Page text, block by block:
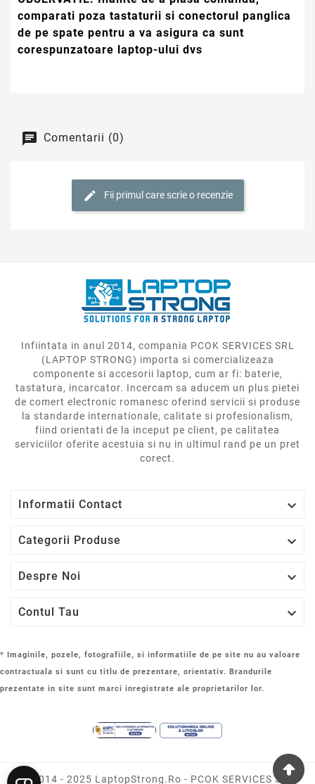
comparati poza tastaturii si conectorul panglica
de pe spate pentru a va asigura ca sunt
corespunzatoare laptop-ului dvs
Comentarii (0)
Fii primul care scrie o recenzie
Infiintata in anul 2014, compania PCOK SERVICES SRL
(LAPTOP STRONG) importa si comercializeaza
componente si accesorii laptop, cum ar fi: baterie,
tastatura, incarcator. Incercam sa aducem un plus pietei
de comert electronic romanesc oferind servicii si produse
la standarde internationale, calitate si profesionalism,
fiind orientati de la inceput pe client, pe calitatea
serviciilor oferite acestuia si nu in ultimul rand pe un pret
corect.
Informatii Contact 
Categorii Produse 
Despre Noi 
Contul Tau 
* Imaginile, pozele, fotografiile, si informatiile de pe site nu au valoare
contractuala si sunt cu titlu de prezentare, orientativ. Brandurile
prezentate in site sunt marci inregistrate ale proprietarilor lor.
© 2014 - 2025 LaptopStrong.ro - PCOK SERVICES SRL